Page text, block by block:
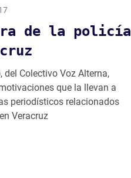
de la policía
del Colectivo Voz Alterna,
que la llevan a
periodísticos relacionados
Veracruz